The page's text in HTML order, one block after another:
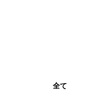
全て